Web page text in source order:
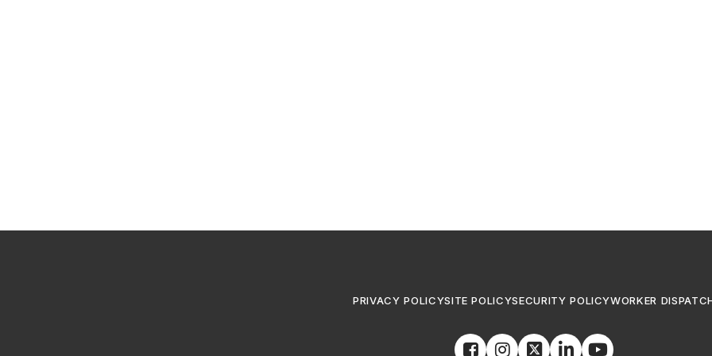
PRIVACY POLICYSITE POLICYSECURITY POLICYWORKER